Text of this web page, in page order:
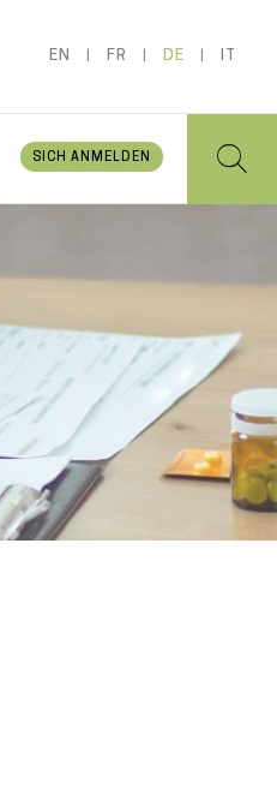
EN FR DE
SICH ANMELDEN